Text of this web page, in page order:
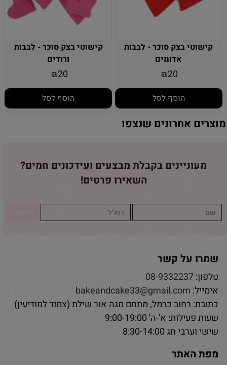
קישוטי בצק סוכר - לבבות
אדומים
₪20
הוסף לסל
קישוטי בצק סוכר - לבבות
ורודים
₪20
הוסף לסל
מוצרים אחרונים שנצפו
מעוניינים בקבלת מבצעים ועידכונים חמים?
השאירו פרטים!
שמרו על קשר
טלפון:08-9332237
אימייל: bakeandcake33@gmail.com
כתובת: רחוב כרמל, מתחם מגה אור שילת (צמוד למודיעין)
שעות פעילות: א'-ה' 9:00-19:00
שישי וערבי חג 8:30-14:00
מפת האתר